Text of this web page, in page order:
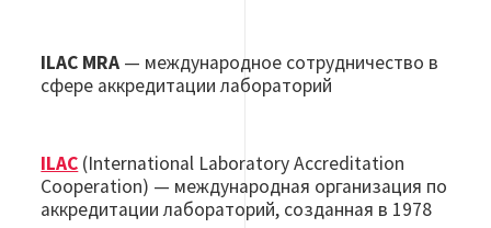
ILAC MRA — международное сотрудничество в
сфере аккредитации лабораторий
ILAC (International Laboratory Accreditation
Cooperation) — международная организация по
аккредитации лабораторий, созданная в 1978